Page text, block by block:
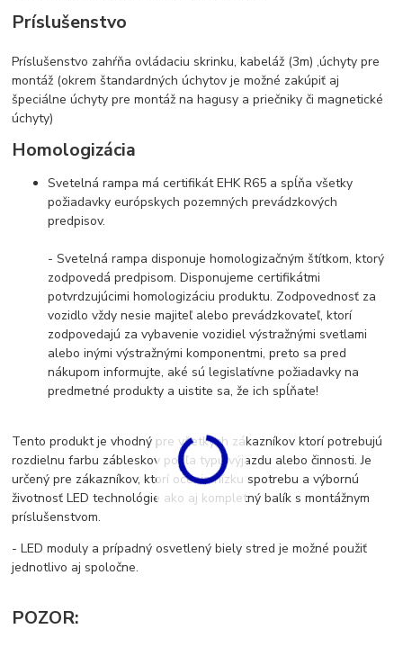
Príslušenstvo
Príslušenstvo zahŕňa ovládaciu skrinku, kabeláž (3m) ,úchyty pre
montáž (okrem štandardných úchytov je možné zakúpiť aj
špeciálne úchyty pre montáž na hagusy a priečniky či magnetické
úchyty)
Homologizácia
Svetelná rampa má certifikát EHK R65 a spĺňa všetky
požiadavky európskych pozemných prevádzkových
predpisov.
- Svetelná rampa disponuje homologizačným štítkom, ktorý
zodpovedá predpisom. Disponujeme certifikátmi
potvrdzujúcimi homologizáciu produktu. Zodpovednosť za
vozidlo vždy nesie majiteľ alebo prevádzkovateľ, ktorí
zodpovedajú za vybavenie vozidiel výstražnými svetlami
alebo inými výstražnými komponentmi, preto sa pred
nákupom informujte, aké sú legislatívne požiadavky na
predmetné produkty a uistite sa, že ich spĺňate!
Tento produkt je vhodný pre všetkých zákazníkov ktorí potrebujú
rozdielnu farbu zábleskov podľa typu výjazdu alebo činnosti. Je
určený pre zákazníkov, ktorí ocenia nízku spotrebu a výbornú
životnosť LED technológie ako aj kompletný balík s montážnym
príslušenstvom.
- LED moduly a prípadný osvetlený biely stred je možné použiť
jednotlivo aj spoločne.
POZOR: